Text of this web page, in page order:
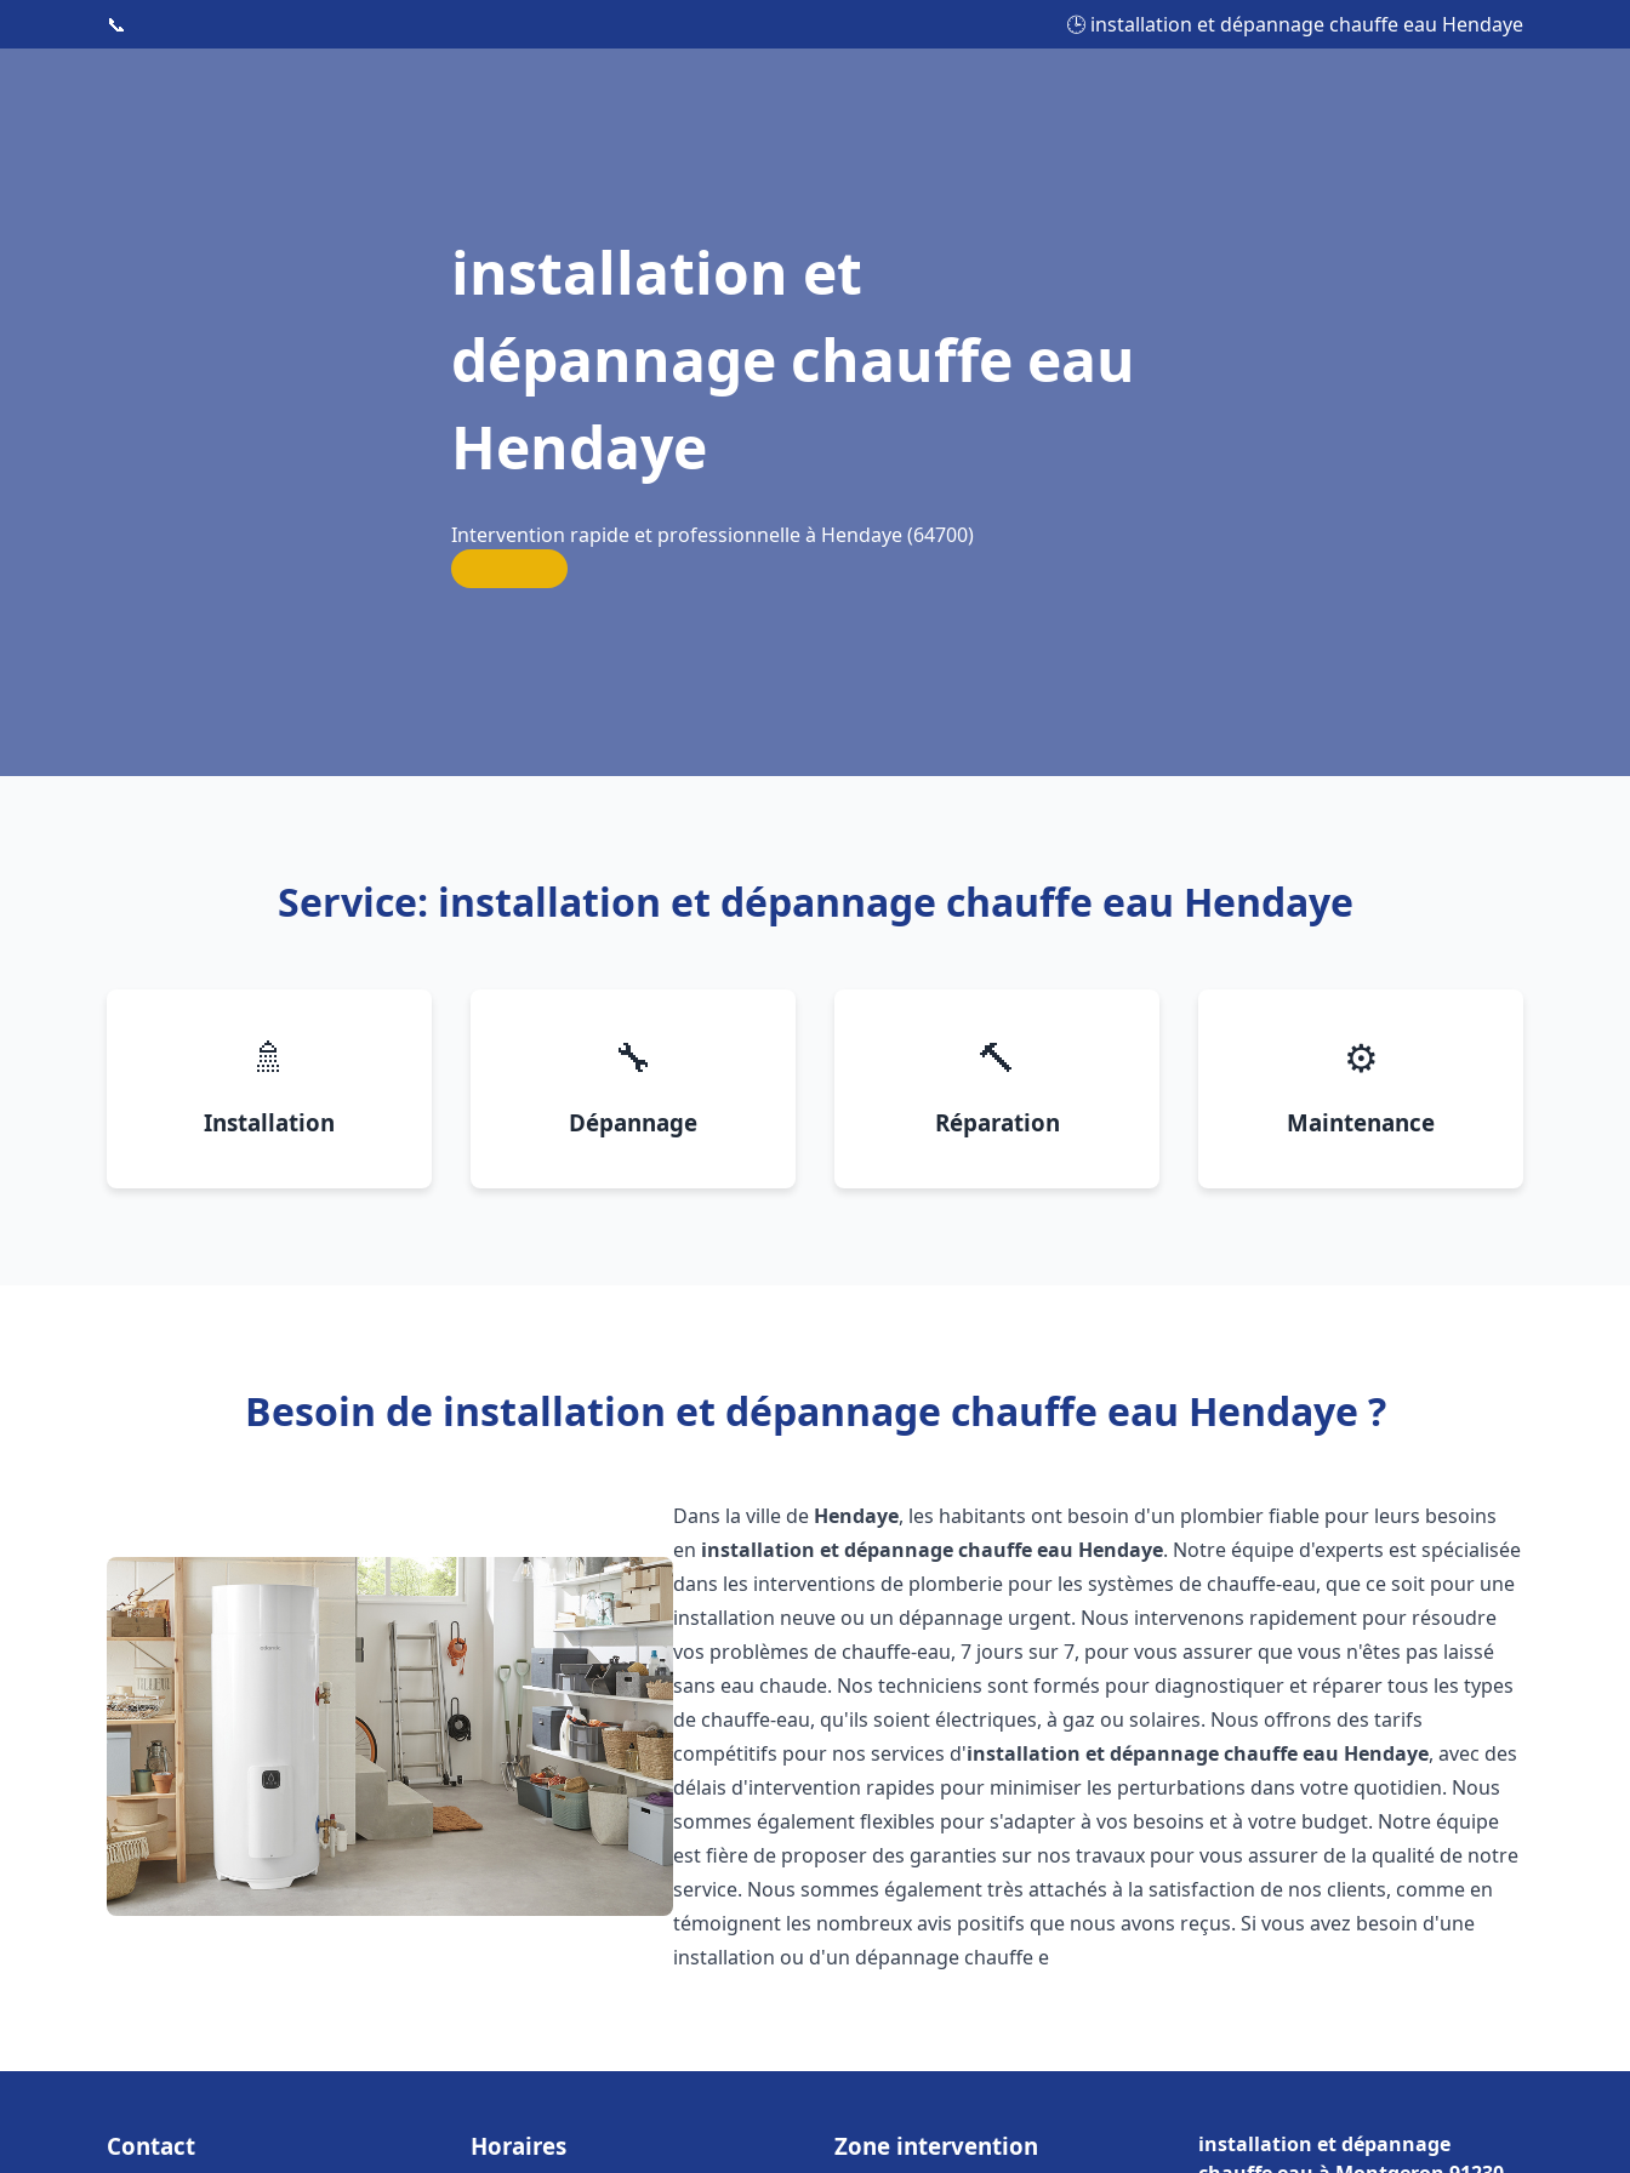
📞 🕒 installation et dépannage chauffe eau Hendaye
installation et
dépannage chauffe eau
Hendaye
Intervention rapide et professionnelle à Hendaye (64700)
Service: installation et dépannage chauffe eau Hendaye
🚿
Installation
🔧
Dépannage
🔨
Réparation
⚙️
Maintenance
Besoin de installation et dépannage chauffe eau Hendaye ?
Dans la ville de Hendaye, les habitants ont besoin d'un plombier fiable pour leurs besoins
en installation et dépannage chauffe eau Hendaye. Notre équipe d'experts est spécialisée
dans les interventions de plomberie pour les systèmes de chauffe-eau, que ce soit pour une
installation neuve ou un dépannage urgent. Nous intervenons rapidement pour résoudre
vos problèmes de chauffe-eau, 7 jours sur 7, pour vous assurer que vous n'êtes pas laissé
sans eau chaude. Nos techniciens sont formés pour diagnostiquer et réparer tous les types
de chauffe-eau, qu'ils soient électriques, à gaz ou solaires. Nous offrons des tarifs
compétitifs pour nos services d'installation et dépannage chauffe eau Hendaye, avec des
délais d'intervention rapides pour minimiser les perturbations dans votre quotidien. Nous
sommes également flexibles pour s'adapter à vos besoins et à votre budget. Notre équipe
est fière de proposer des garanties sur nos travaux pour vous assurer de la qualité de notre
service. Nous sommes également très attachés à la satisfaction de nos clients, comme en
témoignent les nombreux avis positifs que nous avons reçus. Si vous avez besoin d'une
installation ou d'un dépannage chauffe e
Contact Horaires Zone intervention
installation et dépannage